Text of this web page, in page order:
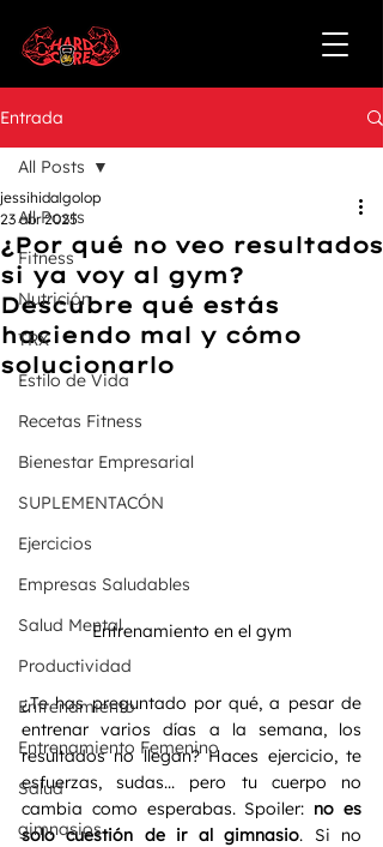
Entrada
All Posts
Fitness
Nutrición
TRX
Estilo de Vida
Recetas Fitness
Bienestar Empresarial
SUPLEMENTACÓN
Ejercicios
Empresas Saludables
Salud Mental
Productividad
Entrenamiento
Entrenamiento Femenino
Salud
gimnasios
All Posts
¿Por qué no veo resultados
si ya voy al gym?
Descubre qué estás
haciendo mal y cómo
solucionarlo
jessihidalgolop
23 abr 2025
Entrenamiento en el gym
¿Te has preguntado por qué, a pesar de
entrenar varios días a la semana, los
resultados no llegan? Haces ejercicio, te
esfuerzas, sudas... pero tu cuerpo no
cambia como esperabas. Spoiler: no es
solo cuestión de ir al gimnasio. Si no